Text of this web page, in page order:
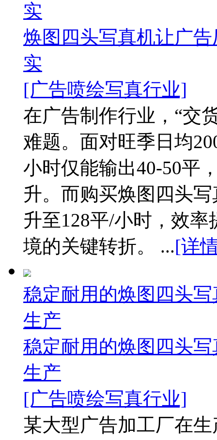
实
焕图四头写真机让广
实
[广告喷绘写真行业]
在广告制作行业，“交
难题。面对旺季日均
小时仅能输出40-50平
升。而购买焕图四头
升至128平/小时，效
境的关键转折。 ...[详
稳定耐用的焕图四头
生产
稳定耐用的焕图四头
生产
[广告喷绘写真行业]
某大型广告加工厂在